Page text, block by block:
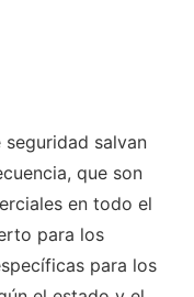
salvan
que son
en todo el
para los
para los